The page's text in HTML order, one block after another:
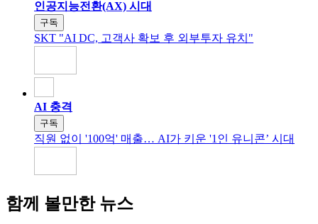
인공지능전환(AX) 시대
구독
SKT "AI DC, 고객사 확보 후 외부투자 유치"
AI 충격
구독
직원 없이 '100억' 매출… AI가 키운 '1인 유니콘’ 시대
함께 볼만한 뉴스